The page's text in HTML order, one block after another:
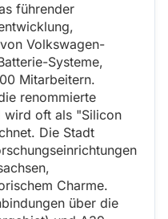
führender
Volkswagen-
Systeme,
Mitarbeitern.
renommierte
wird oft als "Silicon
Die Stadt
Charme.
über die